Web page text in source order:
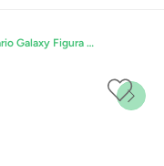
Super Mario Galaxy Figura Bowser Jr con Vehículo